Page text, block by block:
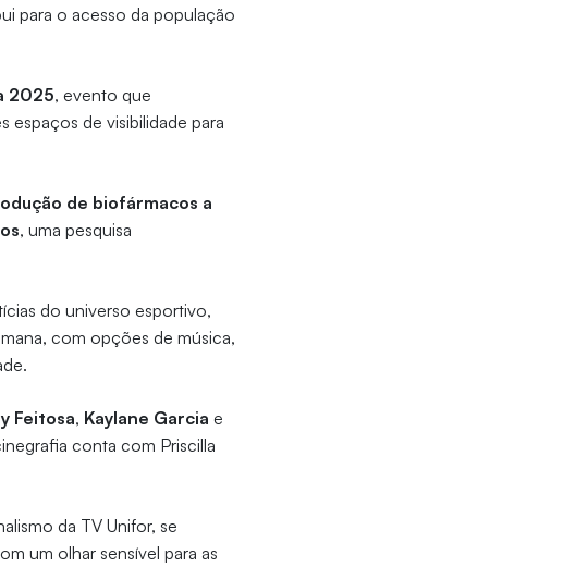
para o acesso da população
2025, evento que
de visibilidade para
de biofármacos a
, uma pesquisa
do universo esportivo,
com opções de música,
Feitosa, Kaylane Garcia e
conta com Priscilla
da TV Unifor, se
um olhar sensível para as